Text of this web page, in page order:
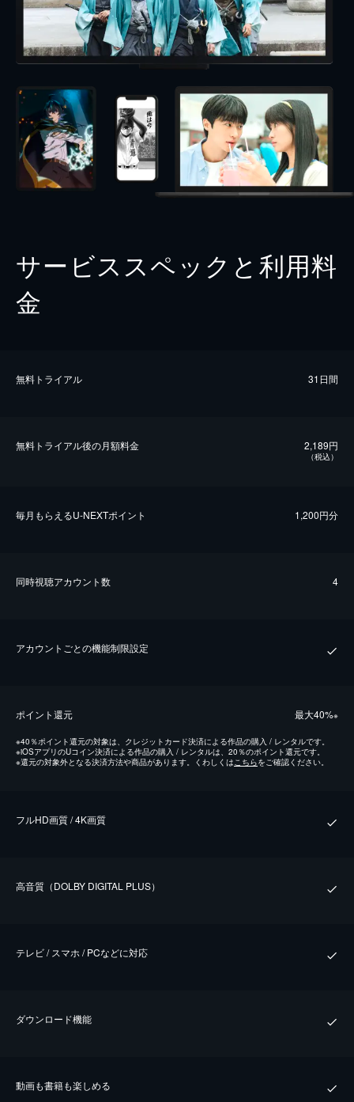
サービススペックと利用料
金
無料トライアル 31日間
無料トライアル後の⽉額料金 2,189円
（税込）
毎⽉もらえるU-NEXTポイント 1,200円分
同時視聴アカウント数 4
アカウントごとの機能制限設定
ポイント還元 最⼤40%※
※40％ポイント還元の対象は、クレジットカード決済による作品の購入 / レンタルです。
※iOSアプリのUコイン決済による作品の購入 / レンタルは、20％のポイント還元です。
※還元の対象外となる決済方法や商品があります。くわしくはこちらをご確認ください。
フルHD画質 / 4K画質
⾼⾳質（DOLBY DIGITAL PLUS）
テレビ / スマホ / PCなどに対応
ダウンロード機能
動画も書籍も楽しめる